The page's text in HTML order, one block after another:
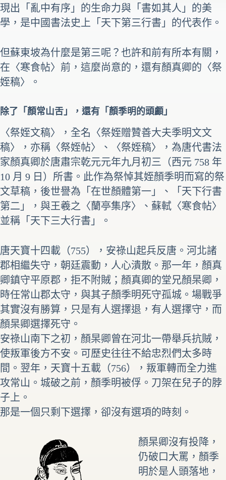
現出「亂中有序」的生命力與「書如其人」的美
學，是中國書法史上「天下第三行書」的代表作。
但蘇東坡為什麼是第三呢？也許和前有所本有關，
在〈寒食帖〉前，這麼尚意的，還有顏真卿的〈祭
姪稿〉。
除了「顏常山舌」，還有「顏季明的頭顱」
〈祭姪文稿〉，全名〈祭姪贈贊善大夫季明文文
稿〉，亦稱〈祭姪帖〉、〈祭姪稿〉，為唐代書法
家顏真卿於唐肅宗乾元元年九月初三（西元 758 年
10 月 9 日）所書。此作為祭悼其姪顏季明而寫的祭
文草稿，後世譽為「在世顏體第一」、「天下行書
第二」，與王羲之 〈蘭亭集序〉
、蘇軾〈寒食帖〉
並稱「天下三大行書」。
唐天寶十四載（755），安祿山起兵反唐。河北諸
郡相繼失守，朝廷震動，人心潰散。那一年，顏真
卿鎮守平原郡，拒不附賊；顏真卿的堂兄顏杲卿，
時任常山郡太守，與其子顏季明死守孤城。場戰爭
其實沒有勝算，只是有人選擇退，有人選擇守，而
顏杲卿選擇死守。
安祿山南下之初，顏杲卿曾在河北一帶舉兵抗賊，
使叛軍後方不安。可歷史往往不給忠烈們太多時
間。翌年，天寶十五載（756），叛軍轉而全力進
攻常山。城破之前，顏季明被俘。刀架在兒子的脖
子上。
那是一個只剩下選擇，卻沒有選項的時刻。
顏杲卿沒有投降，
仍破口大罵，顏季
明於是人頭落地，